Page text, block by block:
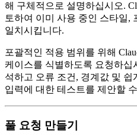
해 구체적으로 설명하십시오.
토하여 이미 사용 중인 스타일,
일치시킵니다.
포괄적인 적용 범위를 위해
케이스를 식별하도록 요청하십
석하고 오류 조건, 경계값 및
입력에 대한 테스트를 제안할
풀 요청 만들기